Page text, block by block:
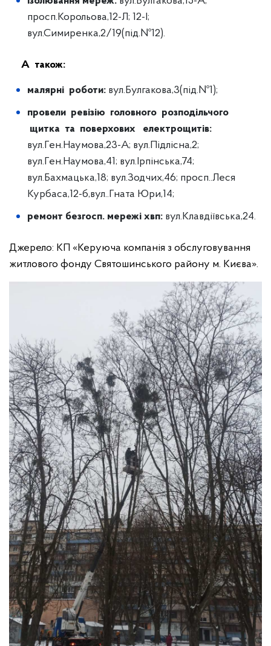
просп.Корольова,12-Л; 12-І;
вул.Симиренка,2/19(під.№12).
А також:
малярні роботи: вул.Булгакова,3(під.№1);
провели ревізію головного розподільчого
щитка та поверхових електрощитів:
вул.Ген.Наумова,23-А; вул.Підлісна,2;
вул.Ген.Наумова,41; вул.Ірпінська,74;
вул.Бахмацька,18; вул.Зодчих,46; просп..Леся
Курбаса,12-б,вул..Гната Юри,14;
ремонт безгосп. мережі хвп: вул.Клавдіївська,24.
Джерело: КП «Керуюча компанія з обслуговування
житлового фонду Святошинського району м. Києва».